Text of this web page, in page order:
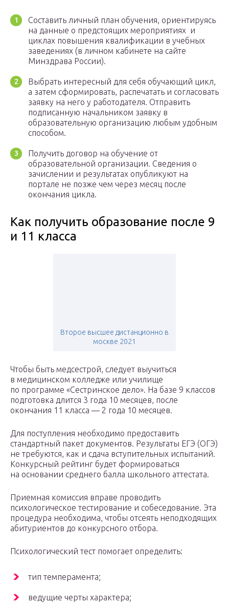
Составить личный план обучения, ориентируясь
на данные о предстоящих мероприятиях и
циклах повышения квалификации в учебных
заведениях (в личном кабинете на сайте
Минздрава России).
Выбрать интересный для себя обучающий цикл,
а затем сформировать, распечатать и согласовать
заявку на него у работодателя. Отправить
подписанную начальником заявку в
образовательную организацию любым удобным
способом.
Получить договор на обучение от
образовательной организации. Сведения о
зачислении и результатах опубликуют на
портале не позже чем через месяц после
окончания цикла.
Как получить образование после 9
и 11 класса
Второе высшее дистанционно в
москве 2021
Чтобы быть медсестрой, следует выучиться
в медицинском колледже или училище
по программе «Сестринское дело». На базе 9 классов
подготовка длится 3 года 10 месяцев, после
окончания 11 класса — 2 года 10 месяцев.
Для поступления необходимо предоставить
стандартный пакет документов. Результаты ЕГЭ (ОГЭ)
не требуются, как и сдача вступительных испытаний.
Конкурсный рейтинг будет формироваться
на основании среднего балла школьного аттестата.
Приемная комиссия вправе проводить
психологическое тестирование и собеседование. Эта
процедура необходима, чтобы отсеять неподходящих
абитуриентов до конкурсного отбора.
Психологический тест помогает определить:
тип темперамента;
ведущие черты характера;